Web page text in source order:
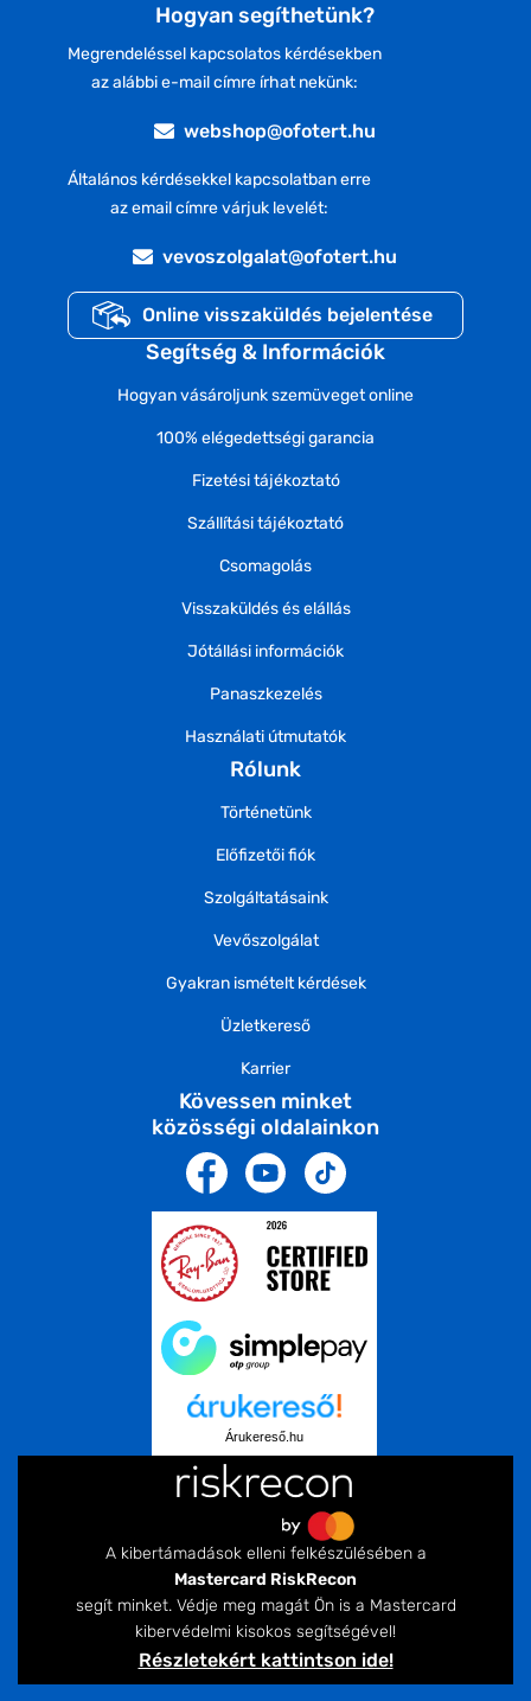
Hogyan segíthetünk?
Megrendeléssel kapcsolatos kérdésekben
az alábbi e-mail címre írhat nekünk:
webshop@ofotert.hu
Általános kérdésekkel kapcsolatban erre
az email címre várjuk levelét:
vevoszolgalat@ofotert.hu
Online visszaküldés bejelentése
Segítség & Információk
Hogyan vásároljunk szemüveget online
100% elégedettségi garancia
Fizetési tájékoztató
Szállítási tájékoztató
Csomagolás
Visszaküldés és elállás
Jótállási információk
Panaszkezelés
Használati útmutatók
Rólunk
Történetünk
Előfizetői fiók
Szolgáltatásaink
Vevőszolgálat
Gyakran ismételt kérdések
Üzletkereső
Karrier
Kövessen minket
közösségi oldalainkon
Árukereső.hu
A kibertámadások elleni felkészülésében a
Mastercard RiskRecon
segít minket. Védje meg magát Ön is a Mastercard
kibervédelmi kisokos segítségével!
Részletekért kattintson ide!